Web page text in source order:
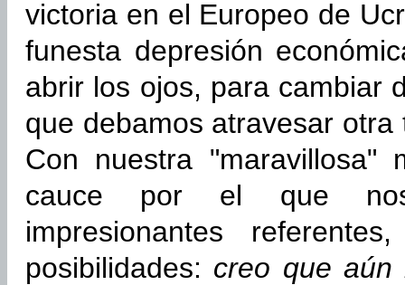
victoria en el Europeo de
funesta depresión
abrir los ojos, para cambiar
que debamos atravesar
Con nuestra "maravillosa"
cauce por el que nos
impresionantes
posibilidades: creo que aún